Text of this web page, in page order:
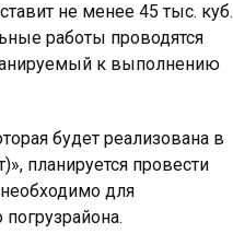
не менее 45 тыс. куб.
работы проводятся
к выполнению
будет реализована в
планируется провести
для